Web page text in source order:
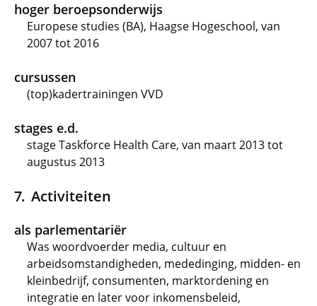
hoger beroepsonderwijs
Europese studies (BA), Haagse Hogeschool, van
2007 tot 2016
cursussen
(top)kadertrainingen VVD
stages e.d.
stage Taskforce Health Care, van maart 2013 tot
augustus 2013
Activiteiten
als parlementariër
Was woordvoerder media, cultuur en
arbeidsomstandigheden, mededinging, midden- en
kleinbedrijf, consumenten, marktordening en
integratie en later voor inkomensbeleid,